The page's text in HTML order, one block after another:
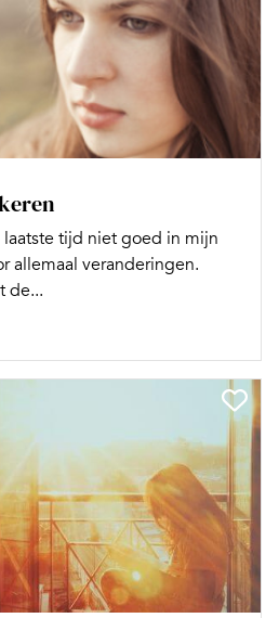
laatste tijd niet goed in mijn
allemaal veranderingen.
de...